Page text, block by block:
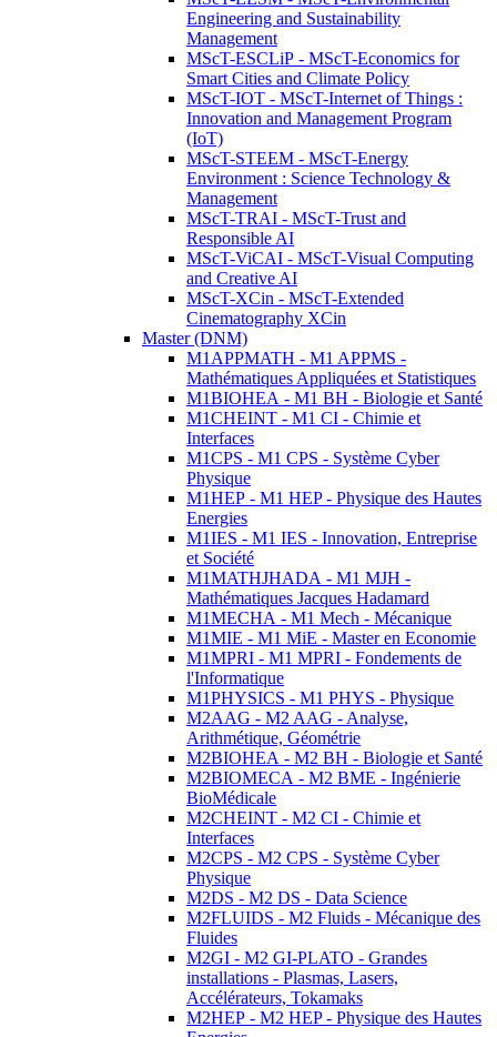
Engineering and Sustainability
Management
MScT-ESCLiP - MScT-Economics for
Smart Cities and Climate Policy
MScT-IOT - MScT-Internet of Things :
Innovation and Management Program
(IoT)
MScT-STEEM - MScT-Energy
Environment : Science Technology &
Management
MScT-TRAI - MScT-Trust and
Responsible AI
MScT-ViCAI - MScT-Visual Computing
and Creative AI
MScT-XCin - MScT-Extended
Cinematography XCin
Master (DNM)
M1APPMATH - M1 APPMS -
Mathématiques Appliquées et Statistiques
M1BIOHEA - M1 BH - Biologie et Santé
M1CHEINT - M1 CI - Chimie et
Interfaces
M1CPS - M1 CPS - Système Cyber
Physique
M1HEP - M1 HEP - Physique des Hautes
Energies
M1IES - M1 IES - Innovation, Entreprise
et Société
M1MATHJHADA - M1 MJH -
Mathématiques Jacques Hadamard
M1MECHA - M1 Mech - Mécanique
M1MIE - M1 MiE - Master en Economie
M1MPRI - M1 MPRI - Fondements de
l'Informatique
M1PHYSICS - M1 PHYS - Physique
M2AAG - M2 AAG - Analyse,
Arithmétique, Géométrie
M2BIOHEA - M2 BH - Biologie et Santé
M2BIOMECA - M2 BME - Ingénierie
BioMédicale
M2CHEINT - M2 CI - Chimie et
Interfaces
M2CPS - M2 CPS - Système Cyber
Physique
M2DS - M2 DS - Data Science
M2FLUIDS - M2 Fluids - Mécanique des
Fluides
M2GI - M2 GI-PLATO - Grandes
installations - Plasmas, Lasers,
Accélérateurs, Tokamaks
M2HEP - M2 HEP - Physique des Hautes